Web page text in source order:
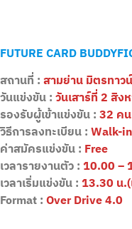
FUTURE CARD
สถานที่ :สามย่าน มิตรทาวน์
วันแข่งขัน :วันเสาร์ที่ 2 สิง
รองรับผู้เข้าแข่งขัน :32 คน
วิธีการลงทะเบียน :Walk-
ค่าสมัครแข่งขัน : Free
เวลารายงานตัว :10.00 –
เวลาเริ่มแข่งขัน :13.30 น
Format :Over Drive4.0